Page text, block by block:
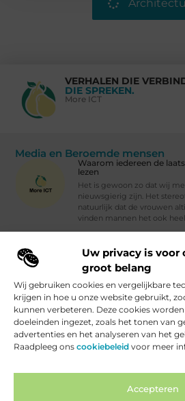
Uw privacy is voor
groot belang
Wij gebruiken cookies en vergelijkbare
krijgen in hoe u onze website gebruikt,
kunnen verbeteren. Deze cookies
doeleinden ingezet, zoals het tonen van
advertenties en het analyseren van het
Raadpleeg ons cookiebeleid voor meer
Accepteren
VERHALEN DIE
DIE SPREKEN.
More ICT
Media en Beroemde mensen
Waarom iedereen de
lezen
Het is gewoon zo dat wij
nieuwsgierig zijn. Het
natuurlijk dat de vrouwen
vinden mannen het ook heel
Vind Ons Hier :
Beroemdheden Uit de Media
Contact Artikel publiceren Website
Geld Verdienen Internet: Hoe Jij Online